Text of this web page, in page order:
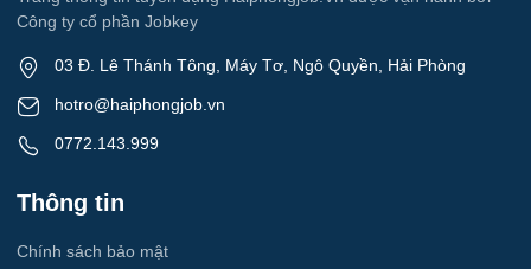
Thể dục - thể thao
Lái xe
Du lịch
Việc làm Tân Hưng
Việc làm Thạch Khôi
Việc làm Tứ Minh
Việc làm Ái Quốc
Công ty cổ phần Jobkey
03 Đ. Lê Thánh Tông, Máy Tơ, Ngô Quyền, Hải Phòng
hotro@haiphongjob.vn
0772.143.999
Thông tin
Chính sách bảo mật